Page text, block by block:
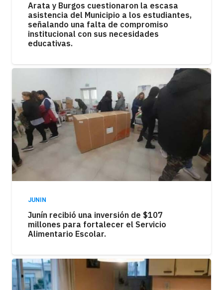
Arata y Burgos cuestionaron la escasa
asistencia del Municipio a los estudiantes,
señalando una falta de compromiso
institucional con sus necesidades
educativas.
JUNIN
Junín recibió una inversión de $107
millones para fortalecer el Servicio
Alimentario Escolar.